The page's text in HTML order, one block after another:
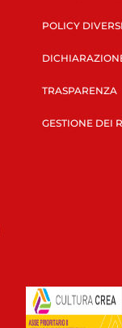
POLICY
TRASPARENZA
GESTIONE DEI